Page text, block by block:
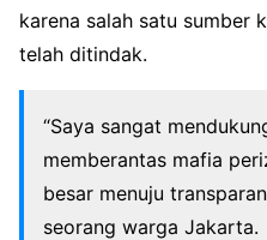
karena salah satu sumber
telah ditindak.
“Saya sangat
memberantas mafia
besar menuju
seorang warga Jakarta.